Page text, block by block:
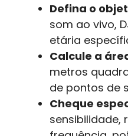
Defina o
som ao vivo,
etária
Calcule a
metros
de pontos de
Cheque
sensibilidade,